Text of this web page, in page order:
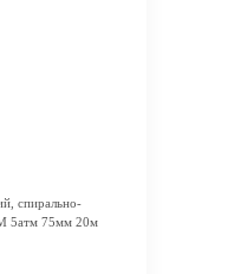
спирально-
5атм 75мм 20м